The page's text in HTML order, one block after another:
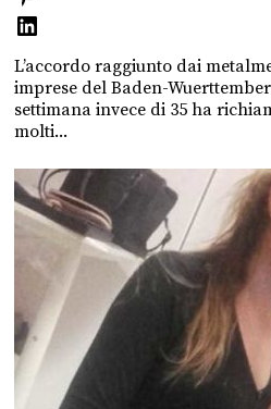
L’accordo raggiunto dai
imprese del Baden-
settimana invece di 35 ha
molti...